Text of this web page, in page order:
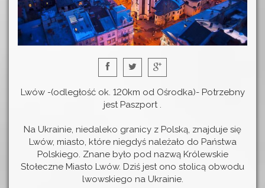
Lwów -(odległość ok. 120km od Ośrodka)- Potrzebny
jest Paszport .
Na Ukrainie, niedaleko granicy z Polską, znajduje się
Lwów, miasto, które niegdyś należało do Państwa
Polskiego. Znane było pod nazwą Królewskie
Stołeczne Miasto Lwów. Dziś jest ono stolicą obwodu
lwowskiego na Ukrainie.